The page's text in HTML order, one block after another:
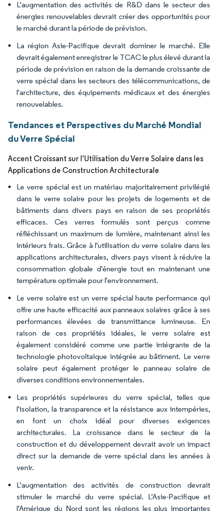
L'augmentation des activités de R&D dans le secteur des
énergies renouvelables devrait créer des opportunités pour
le marché durant la période de prévision.
La région Asie-Pacifique devrait dominer le marché. Elle
devrait également enregistrer le TCAC le plus élevé durant la
période de prévision en raison de la demande croissante de
verre spécial dans les secteurs des télécommunications, de
l'architecture, des équipements médicaux et des énergies
renouvelables.
Tendances et Perspectives du Marché Mondial
du Verre Spécial
Accent Croissant sur l'Utilisation du Verre Solaire dans les
Applications de Construction Architecturale
Le verre spécial est un matériau majoritairement privilégié
dans le verre solaire pour les projets de logements et de
bâtiments dans divers pays en raison de ses propriétés
efficaces. Ces verres formulés sont perçus comme
réfléchissant un maximum de lumière, maintenant ainsi les
intérieurs frais. Grâce à l'utilisation du verre solaire dans les
applications architecturales, divers pays visent à réduire la
consommation globale d'énergie tout en maintenant une
température optimale pour l'environnement.
Le verre solaire est un verre spécial haute performance qui
offre une haute efficacité aux panneaux solaires grâce à ses
performances élevées de transmittance lumineuse. En
raison de ces propriétés idéales, le verre solaire est
également considéré comme une partie intégrante de la
technologie photovoltaïque intégrée au bâtiment. Le verre
solaire peut également protéger le panneau solaire de
diverses conditions environnementales.
Les propriétés supérieures du verre spécial, telles que
l'isolation, la transparence et la résistance aux intempéries,
en font un choix idéal pour diverses exigences
architecturales. La croissance dans le secteur de la
construction et du développement devrait avoir un impact
direct sur la demande de verre spécial dans les années à
venir.
L'augmentation des activités de construction devrait
stimuler le marché du verre spécial. L'Asie-Pacifique et
l'Amérique du Nord sont les régions les plus importantes